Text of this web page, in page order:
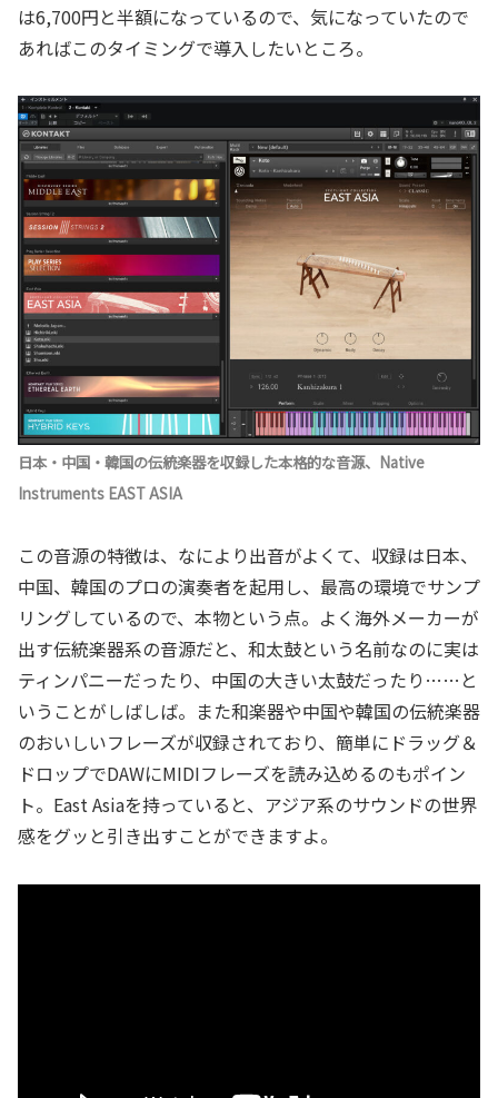
は6,700円と半額になっているので、気になっていたので
あればこのタイミングで導入したいところ。
日本・中国・韓国の伝統楽器を収録した本格的な音源、Native
Instruments EAST ASIA
この音源の特徴は、なにより出音がよくて、収録は日本、
中国、韓国のプロの演奏者を起用し、最高の環境でサンプ
リングしているので、本物という点。よく海外メーカーが
出す伝統楽器系の音源だと、和太鼓という名前なのに実は
ティンパニーだったり、中国の大きい太鼓だったり……と
いうことがしばしば。また和楽器や中国や韓国の伝統楽器
のおいしいフレーズが収録されており、簡単にドラッグ＆
ドロップでDAWにMIDIフレーズを読み込めるのもポイン
ト。East Asiaを持っていると、アジア系のサウンドの世界
感をグッと引き出すことができますよ。